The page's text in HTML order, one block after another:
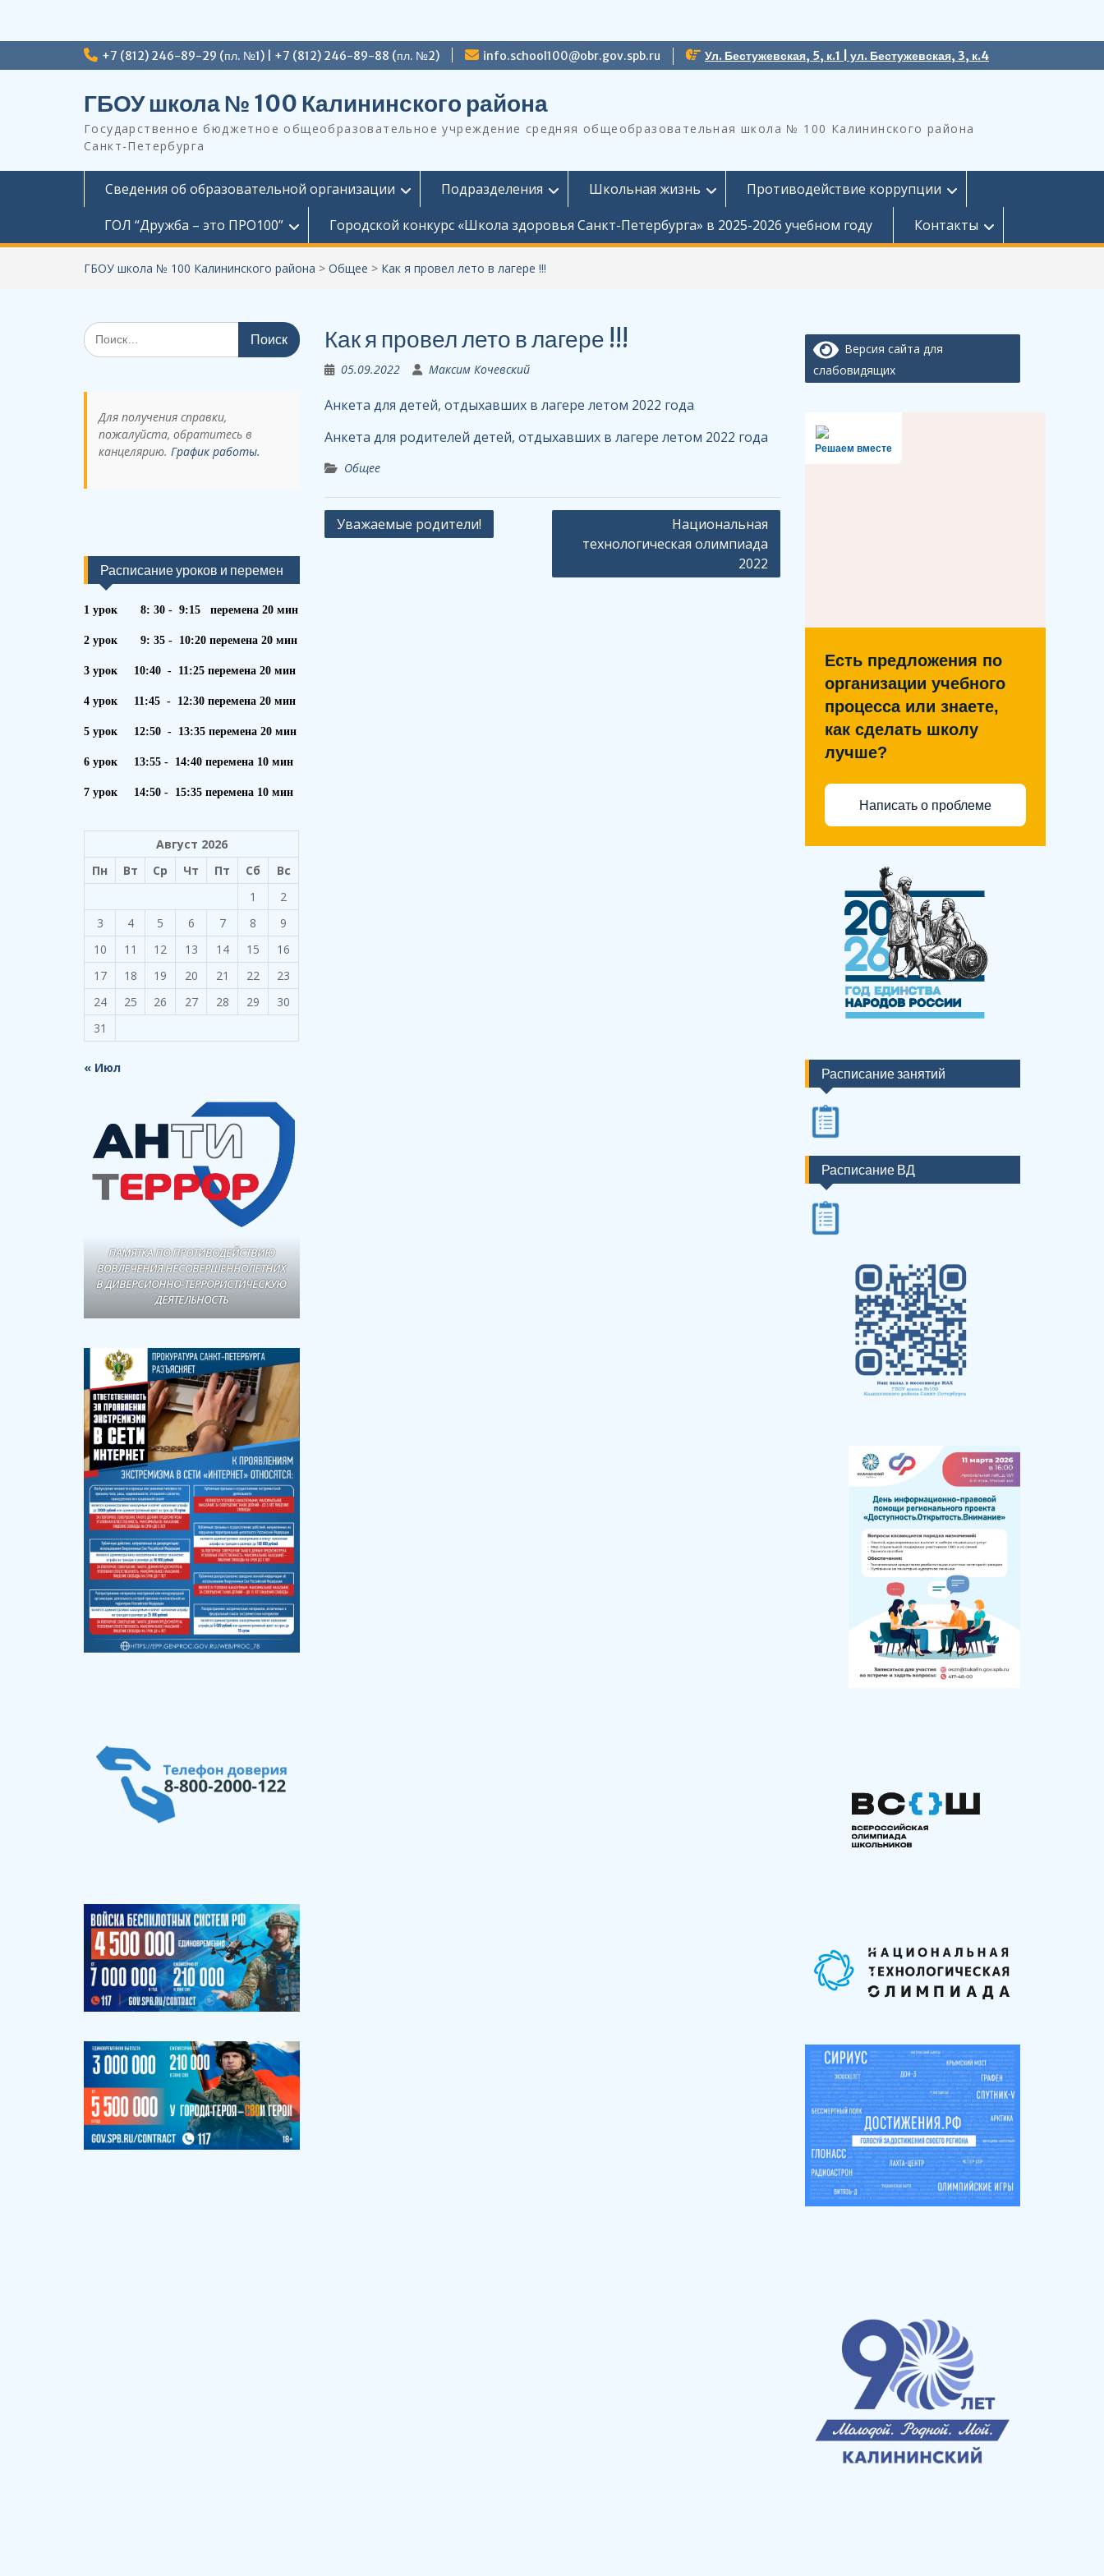
к
+7 (812) 246-89-29 (пл. №1) | +7 (812) 246-89-88 (пл. №2) info.school100@obr.gov.spb.ru Ул. Бестужевская, 5, к.1 | ул. Бестужевская, 3, к.4
ГБОУ школа № 100 Калининского района
Государственное бюджетное общеобразовательное учреждение средняя общеобразовательная школа № 100 Калининского района
Санкт-Петербурга
Сведения об образовательной организации Подразделения Школьная жизнь
Противодействие коррупции
ГОЛ “Дружба – это ПРО100”
Городской конкурс «Школа здоровья Санкт-Петербурга» в 2025-2026 учебном году Контакты
ГБОУ школа № 100 Калининского района > Общее > Как я провел лето в лагере !!!
Как я провел лето в лагере !!!
05.09.2022 Максим Кочевский
Анкета для детей, отдыхавших в лагере летом 2022 года
Анкета для родителей детей, отдыхавших в лагере летом 2022 года
Общее
Навигация
Уважаемые родители!
Национальная
технологическая олимпиада
2022
Версия сайта для
слабовидящих
Решаем вместе
Есть предложения по
организации учебного
процесса или знаете,
как сделать школу
лучше?
Написать о проблеме
Расписание занятий
Расписание ВД
Поиск
по:
Для получения справки,
пожалуйста, обратитесь в
канцелярию. График работы.
Расписание уроков и перемен
1 урок 8: 30 - 9:15 перемена 20 мин
2 урок 9: 35 - 10:20 перемена 20 мин
3 урок 10:40 - 11:25 перемена 20 мин
4 урок 11:45 - 12:30 перемена 20 мин
5 урок 12:50 - 13:35 перемена 20 мин
6 урок 13:55 - 14:40 перемена 10 мин
7 урок 14:50 - 15:35 перемена 10 мин
Август 2026
Пн
Вт Ср Чт Пт Сб
Вс
1
2
3
4 5 6 7 8
9
10
11 12 13 14 15
16
17
18 19 20 21 22
23
24
25 26 27 28 29
30
31
« Июл
ПАМЯТКА ПО ПРОТИВОДЕЙСТВИЮ
ВОВЛЕЧЕНИЯ НЕСОВЕРШЕННОЛЕТНИХ
В ДИВЕРСИОННО-ТЕРРОРИСТИЧЕСКУЮ
ДЕЯТЕЛЬНОСТЬ